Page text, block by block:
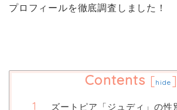
プロフィールを徹底調査しました！
Contents [hide ]
ズートピア「ジュディ」の性